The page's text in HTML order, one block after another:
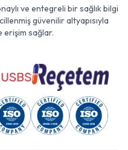
ve entegreli bir sağlık bilgi
güvenilir altyapısıyla
erişim sağlar.